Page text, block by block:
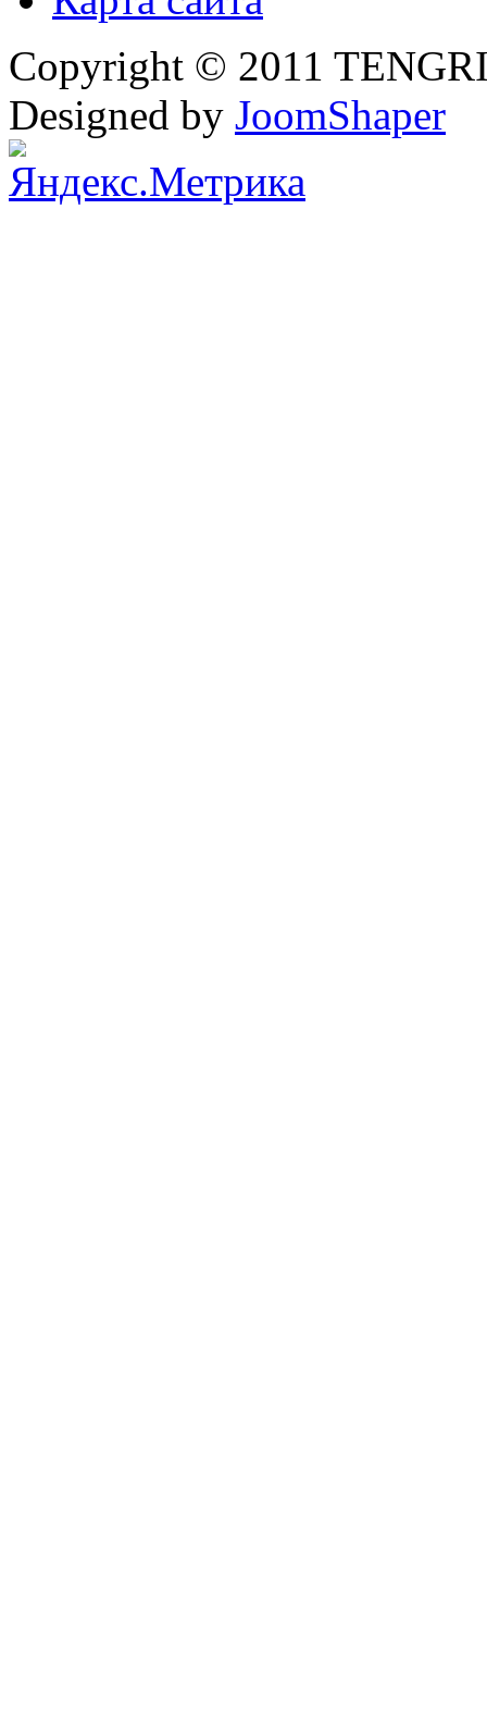
Copyright © 2011
Designed by JoomShaper